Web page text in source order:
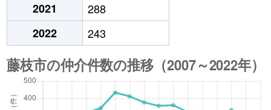
2021
288
2022
243